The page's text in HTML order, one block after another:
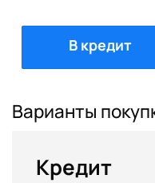
В кредит
Варианты
Кредит